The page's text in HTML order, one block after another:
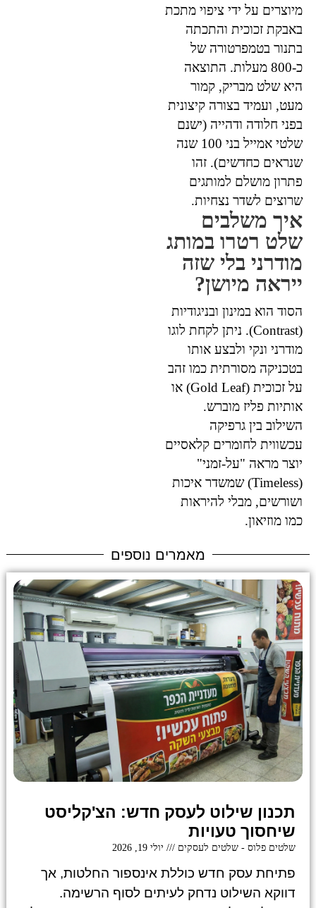
מיוצרים על ידי ציפוי מתכת
באבקת זכוכית והתכתה
בתנור בטמפרטורה של
כ-800 מעלות. התוצאה
היא שלט מבריק, קמור
מעט, ועמיד בצורה קיצונית
בפני חלודה ודהייה (ישנם
שלטי אמייל בני 100 שנה
שנראים כחדשים). זהו
פתרון מושלם למותגים
שרוצים לשדר נצחיות.
איך משלבים
שלט רטרו במותג
מודרני בלי שזה
ייראה מיושן?
הסוד הוא במינון ובניגודיות
(Contrast). ניתן לקחת לוגו
מודרני ונקי ולבצע אותו
בטכניקה מסורתית כמו זהב
על זכוכית (Gold Leaf) או
אותיות פליז מוברש.
השילוב בין גרפיקה
עכשווית לחומרים קלאסיים
יוצר מראה "על-זמני"
(Timeless) שמשדר איכות
ושורשים, מבלי להיראות
כמו מוזיאון.
מאמרים נוספים
תכנון שילוט לעסק חדש: הצ'קליסט
שיחסוך טעויות
שלטים פלוס - שלטים לעסקים יולי 19, 2026
פתיחת עסק חדש כוללת אינספור החלטות, אך
דווקא השילוט נדחק לעיתים לסוף הרשימה.